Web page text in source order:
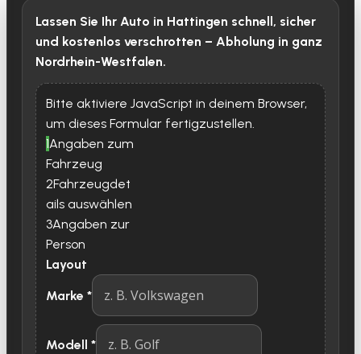
Lassen Sie Ihr Auto in Hattingen schnell, sicher
und kostenlos verschrotten – Abholung in ganz
Nordrhein-Westfalen.
Bitte aktiviere JavaScript in deinem Browser,
um dieses Formular fertigzustellen.
1Angaben zum
Fahrzeug
2Fahrzeugdet
ails auswählen
3Angaben zur
Person
Layout
Marke *
Modell *